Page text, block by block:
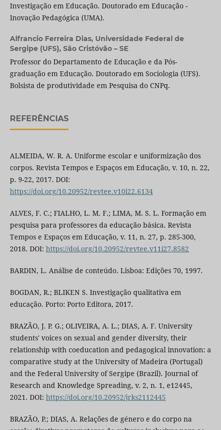
Investigação em Educação. Doutorado em Educação -
Inovação Pedagógica (UMA).
Alfrancio Ferreira Dias, Universidade Federal de
Sergipe (UFS), São Cristóvão – SE
Professor do Departamento de Educação e da Pós-
graduação em Educação. Doutorado em Sociologia (UFS).
Bolsista de produtividade em Pesquisa do CNPq.
REFERÊNCIAS
ALMEIDA, W. R. A. Uniforme escolar e uniformização dos
corpos. Revista Tempos e Espaços em Educação, v. 10, n. 22,
p. 9-22, 2017. DOI:
https://doi.org/10.20952/revtee.v10i22.6134
ALVES, F. C.; FIALHO, L. M. F.; LIMA, M. S. L. Formação em
pesquisa para professores da educação básica. Revista
Tempos e Espaços em Educação, v. 11, n. 27, p. 285-300,
2018. DOI: https://doi.org/10.20952/revtee.v11i27.8582
BARDIN, L. Análise de conteúdo. Lisboa: Edições 70, 1997.
BOGDAN, R.; BLIKEN S. Investigação qualitativa em
educação. Porto: Porto Editora, 2017.
BRAZÃO, J. P. G.; OLIVEIRA, A. L.; DIAS, A. F. University
students' voices on sexual and gender diversity, their
relationship with coeducation and pedagogical innovation: a
comparative study at the University of Madeira (Portugal)
and the Federal University of Sergipe (Brazil). Journal of
Research and Knowledge Spreading, v. 2, n. 1, e12445,
2021. DOI: https://doi.org/10.20952/jrks2112445
BRAZÃO, P.; DIAS, A. Relações de género e do corpo na